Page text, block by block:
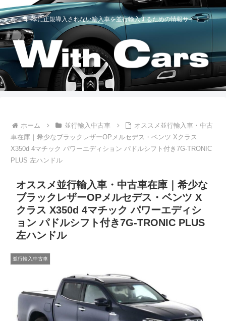
日本に正規導入されない輸入車を並行輸入するための情報サイト
ホーム 並行輸入中古車
オススメ並行輸入車・中古
車在庫｜希少なブラックレザーOPメルセデス・ベンツ Xクラス
X350d 4マチック パワーエディション パドルシフト付き7G-TRONIC
PLUS 左ハンドル
オススメ並行輸入車・中古車在庫｜希少な
ブラックレザーOPメルセデス・ベンツ X
クラス X350d 4マチック パワーエディシ
ョン パドルシフト付き7G-TRONIC PLUS
左ハンドル
並行輸入中古車